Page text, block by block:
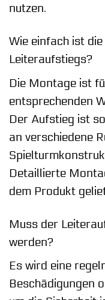
nutzen.
Wie einfach ist
Leiteraufstiegs?
Die Montage ist
entsprechenden
Der Aufstieg ist
an verschiedene
Detaillierte
dem Produkt
Muss der
werden?
Es wird eine
Beschädigungen